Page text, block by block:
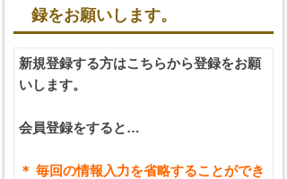
録をお願いします。
新規登録する方はこちらから登録をお願
いします。
会員登録をすると…
＊ 毎回の情報入力を省略することができ